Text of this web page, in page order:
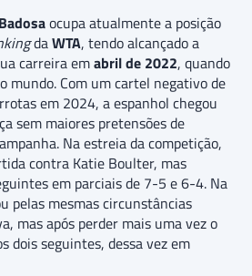
ocupa atualmente a posição
daWTA, tendo alcançado a
carreira emabril de 2022, quando
mundo. Com um cartel negativo de
em 2024, a espanhol chegou
sem maiores pretensões de
Na estreia da competição,
contra Katie Boulter, mas
em parciais de 7-5 e 6-4. Na
pelas mesmas circunstâncias
mas após perder mais uma vez o
dois seguintes, dessa vez em